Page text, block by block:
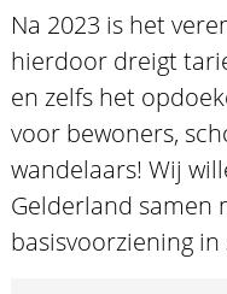
Na 2023 is het
hierdoor dreigt
en zelfs het
voor bewoners,
wandelaars! Wij
Gelderland samen
basisvoorziening